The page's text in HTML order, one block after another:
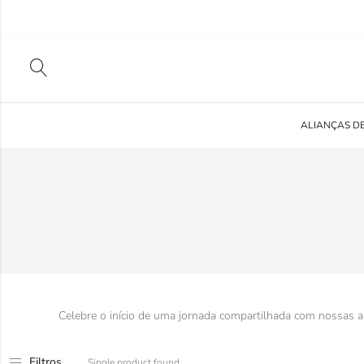
ALIANÇAS
Celebre o início de uma jornada compartilhada com